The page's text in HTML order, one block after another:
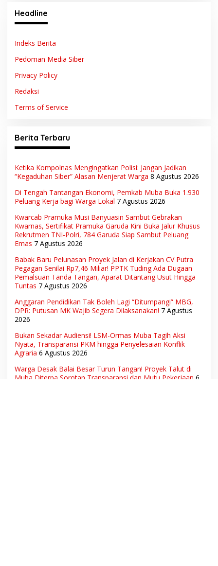
Headline
Indeks Berita
Pedoman Media Siber
Privacy Policy
Redaksi
Terms of Service
Berita Terbaru
Ketika Kompolnas Mengingatkan Polisi: Jangan Jadikan
“Kegaduhan Siber” Alasan Menjerat Warga 8 Agustus 2026
Di Tengah Tantangan Ekonomi, Pemkab Muba Buka 1.930
Peluang Kerja bagi Warga Lokal 7 Agustus 2026
Kwarcab Pramuka Musi Banyuasin Sambut Gebrakan
Kwarnas, Sertifikat Pramuka Garuda Kini Buka Jalur Khusus
Rekrutmen TNI-Polri, 784 Garuda Siap Sambut Peluang
Emas 7 Agustus 2026
Babak Baru Pelunasan Proyek Jalan di Kerjakan CV Putra
Pegagan Senilai Rp7,46 Miliar! PPTK Tuding Ada Dugaan
Pemalsuan Tanda Tangan, Aparat Ditantang Usut Hingga
Tuntas 7 Agustus 2026
Anggaran Pendidikan Tak Boleh Lagi “Ditumpangi” MBG,
DPR: Putusan MK Wajib Segera Dilaksanakan! 7 Agustus
2026
Bukan Sekadar Audiensi! LSM-Ormas Muba Tagih Aksi
Nyata, Transparansi PKM hingga Penyelesaian Konflik
Agraria 6 Agustus 2026
Warga Desak Balai Besar Turun Tangan! Proyek Talut di
Muba Diterpa Sorotan Transparansi dan Mutu Pekerjaan 6